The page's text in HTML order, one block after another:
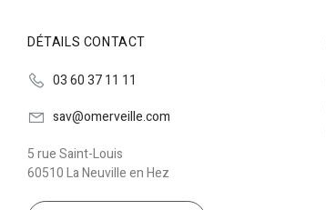
DÉTAILS CONTACT
03 60 37 11 11
sav@omerveille.com
5 rue Saint-Louis
60510 La Neuville en Hez